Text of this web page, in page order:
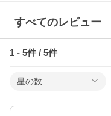
すべてのレビュー
1 - 5件 / 5件
星の数